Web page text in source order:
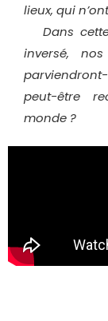
lieux, qui
Dans
inversé,
peut-être
monde ?